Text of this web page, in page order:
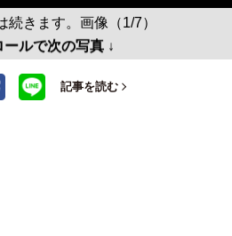
続きます。画像（1/7）
ールで次の写真 ↓
記事を読む